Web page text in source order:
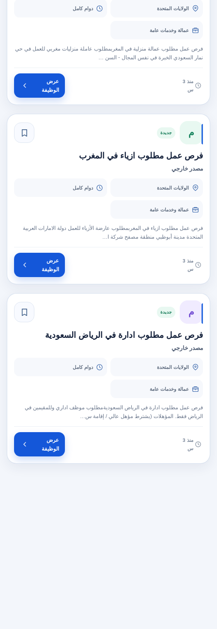
الولايات المتحدة دوام كامل
عمالة وخدمات عامة
فرص عمل مطلوب عمالة منزلية في المغربمطلوب عاملة منزليات مغربي للعمل في حي
نمار السعودي الخبرة في نفس المجال - السن …
منذ 3
س
عرض
الوظيفة
م جديدة
فرص عمل مطلوب ازياء في المغرب
مصدر خارجي
الولايات المتحدة دوام كامل
عمالة وخدمات عامة
فرص عمل مطلوب ازياء في المغربمطلوب عارضة الأزياء للعمل دولة الامارات العربية
المتحدة مدينة أبوظبي منطقة مصفح شركة ا…
منذ 3
س
عرض
الوظيفة
م جديدة
فرص عمل مطلوب ادارة في الرياض السعودية
مصدر خارجي
الولايات المتحدة دوام كامل
عمالة وخدمات عامة
فرص عمل مطلوب ادارة في الرياض السعوديةمطلوب موظف اداري وللمقيمين في
الرياض فقط. المؤهلات (يشترط مؤهل عالي / إقامة س…
منذ 3
س
عرض
الوظيفة